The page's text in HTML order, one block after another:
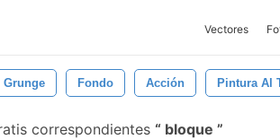
Vectores
Grunge Fondo Acción Pintura Al
correspondientes bloque